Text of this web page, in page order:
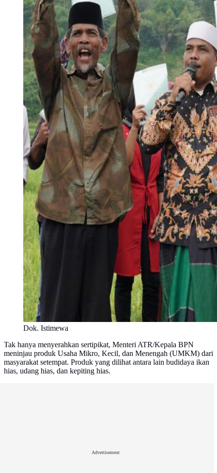
Dok. Istimewa
Tak hanya menyerahkan sertipikat, Menteri ATR/Kepala BPN
meninjau produk Usaha Mikro, Kecil, dan Menengah (UMKM) dari
masyarakat setempat. Produk yang dilihat antara lain budidaya ikan
hias, udang hias, dan kepiting hias.
Advertisement